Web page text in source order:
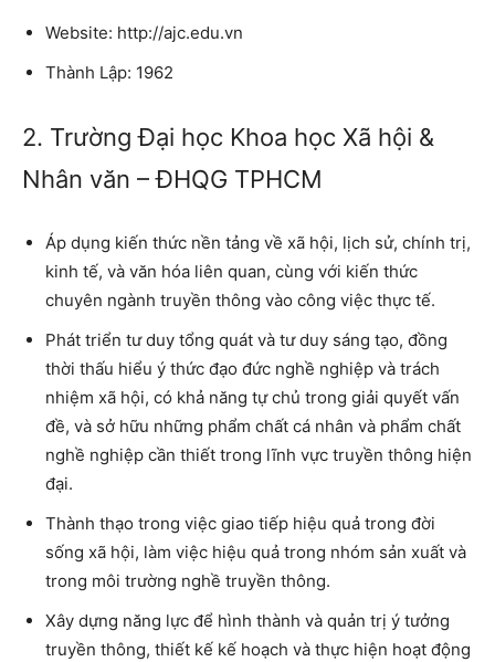
Website: http://ajc.edu.vn
Thành Lập: 1962
2. Trường Đại học Khoa học Xã hội &
Nhân văn – ĐHQG TPHCM
Áp dụng kiến thức nền tảng về xã hội, lịch sử, chính trị,
kinh tế, và văn hóa liên quan, cùng với kiến thức
chuyên ngành truyền thông vào công việc thực tế.
Phát triển tư duy tổng quát và tư duy sáng tạo, đồng
thời thấu hiểu ý thức đạo đức nghề nghiệp và trách
nhiệm xã hội, có khả năng tự chủ trong giải quyết vấn
đề, và sở hữu những phẩm chất cá nhân và phẩm chất
nghề nghiệp cần thiết trong lĩnh vực truyền thông hiện
đại.
Thành thạo trong việc giao tiếp hiệu quả trong đời
sống xã hội, làm việc hiệu quả trong nhóm sản xuất và
trong môi trường nghề truyền thông.
Xây dựng năng lực để hình thành và quản trị ý tưởng
truyền thông, thiết kế kế hoạch và thực hiện hoạt động